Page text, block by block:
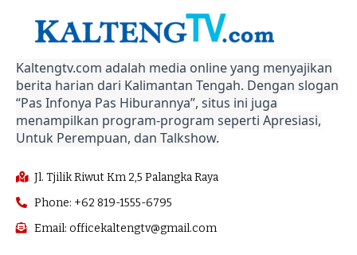
Kaltengtv.com adalah media online yang menyajikan
berita harian dari Kalimantan Tengah. Dengan slogan
“Pas Infonya Pas Hiburannya”, situs ini juga
menampilkan program-program seperti Apresiasi,
Untuk Perempuan, dan Talkshow.
Jl. Tjilik Riwut Km 2,5 Palangka Raya
Phone: +62 819-1555-6795
Email: officekaltengtv@gmail.com